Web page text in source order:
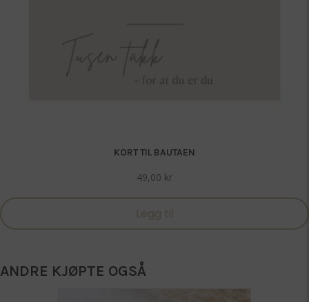
KORT TIL BAUTAEN
49,00 kr
Legg til
ANDRE KJØPTE OGSÅ